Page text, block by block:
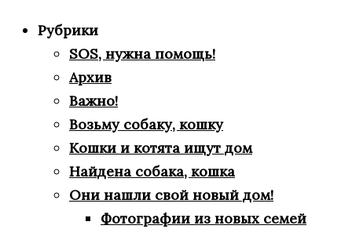
Рубрики
SOS, нужна помощь!
Архив
Важно!
Возьму собаку, кошку
Кошки и котята ищут дом
Найдена собака, кошка
Они нашли свой новый дом!
Фотографии из новых семей